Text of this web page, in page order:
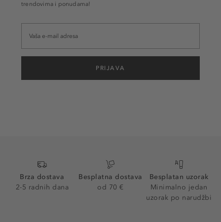
trendovima i ponudama!
PRIJAVA
Brza dostava
2-5 radnih dana
Besplatna dostava
od 70 €
Besplatan uzorak
Minimalno jedan
uzorak po narudžbi